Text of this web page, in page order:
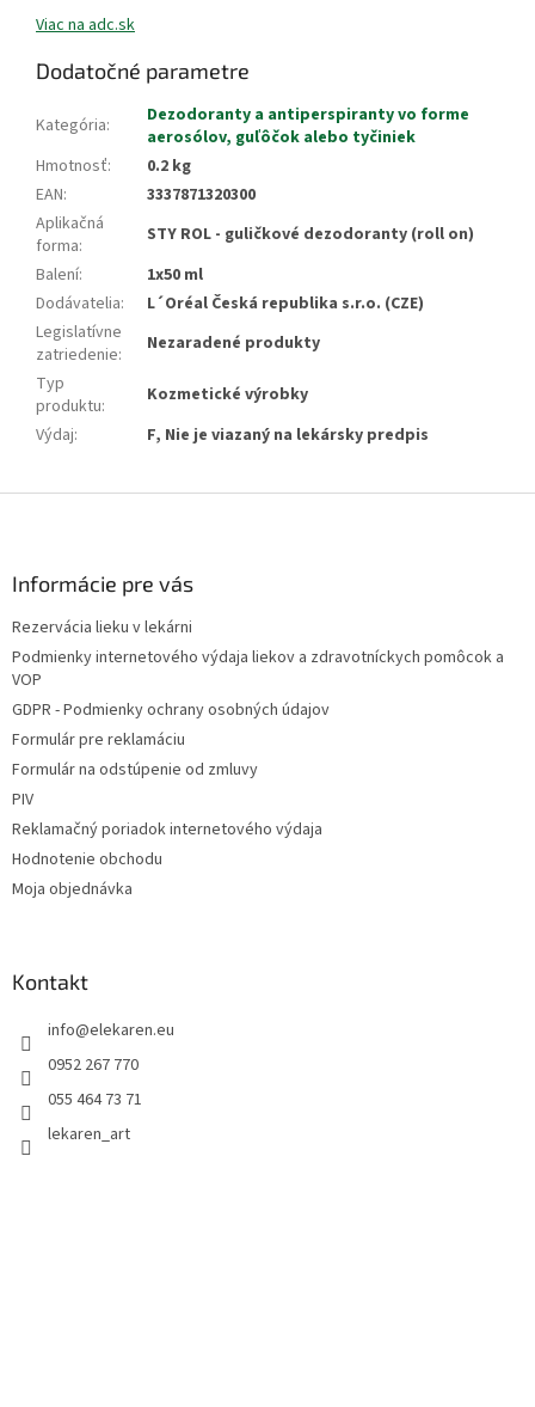
Viac na adc.sk
Dodatočné parametre
Kategória:
Dezodoranty a antiperspiranty vo forme
aerosólov, guľôčok alebo tyčiniek
Hmotnosť:
0.2 kg
EAN:
3337871320300
Aplikačná
forma:
STY ROL - guličkové dezodoranty (roll on)
Balení:
1x50 ml
Dodávatelia:
L´Oréal Česká republika s.r.o. (CZE)
Legislatívne
zatriedenie:
Nezaradené produkty
Typ
produktu:
Kozmetické výrobky
Výdaj: F, Nie je viazaný na lekársky predpis
Informácie pre vás
Rezervácia lieku v lekárni
Podmienky internetového výdaja liekov a zdravotníckych pomôcok a
VOP
GDPR - Podmienky ochrany osobných údajov
Formulár pre reklamáciu
Formulár na odstúpenie od zmluvy
PIV
Reklamačný poriadok internetového výdaja
Hodnotenie obchodu
Moja objednávka
Kontakt
info@elekaren.eu
0952 267 770
055 464 73 71
lekaren_art